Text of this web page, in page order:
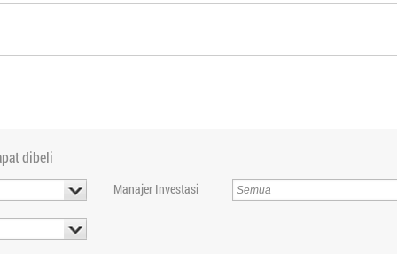
dibeli
Manajer Investasi